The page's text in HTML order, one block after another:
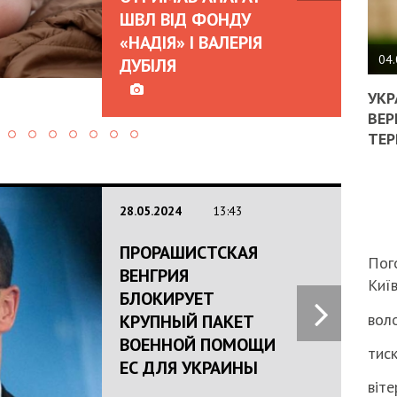
ШВЛ ВІД ФОНДУ
«НАДІЯ» І ВАЛЕРІЯ
ДУБІЛЯ
28.05.2024 13:43
ПРОРАШИСТСКАЯ
ВЕНГРИЯ
БЛОКИРУЕТ
КРУПНЫЙ ПАКЕТ
ВОЕННОЙ ПОМОЩИ
ЕС ДЛЯ УКРАИНЫ
НА
Київ